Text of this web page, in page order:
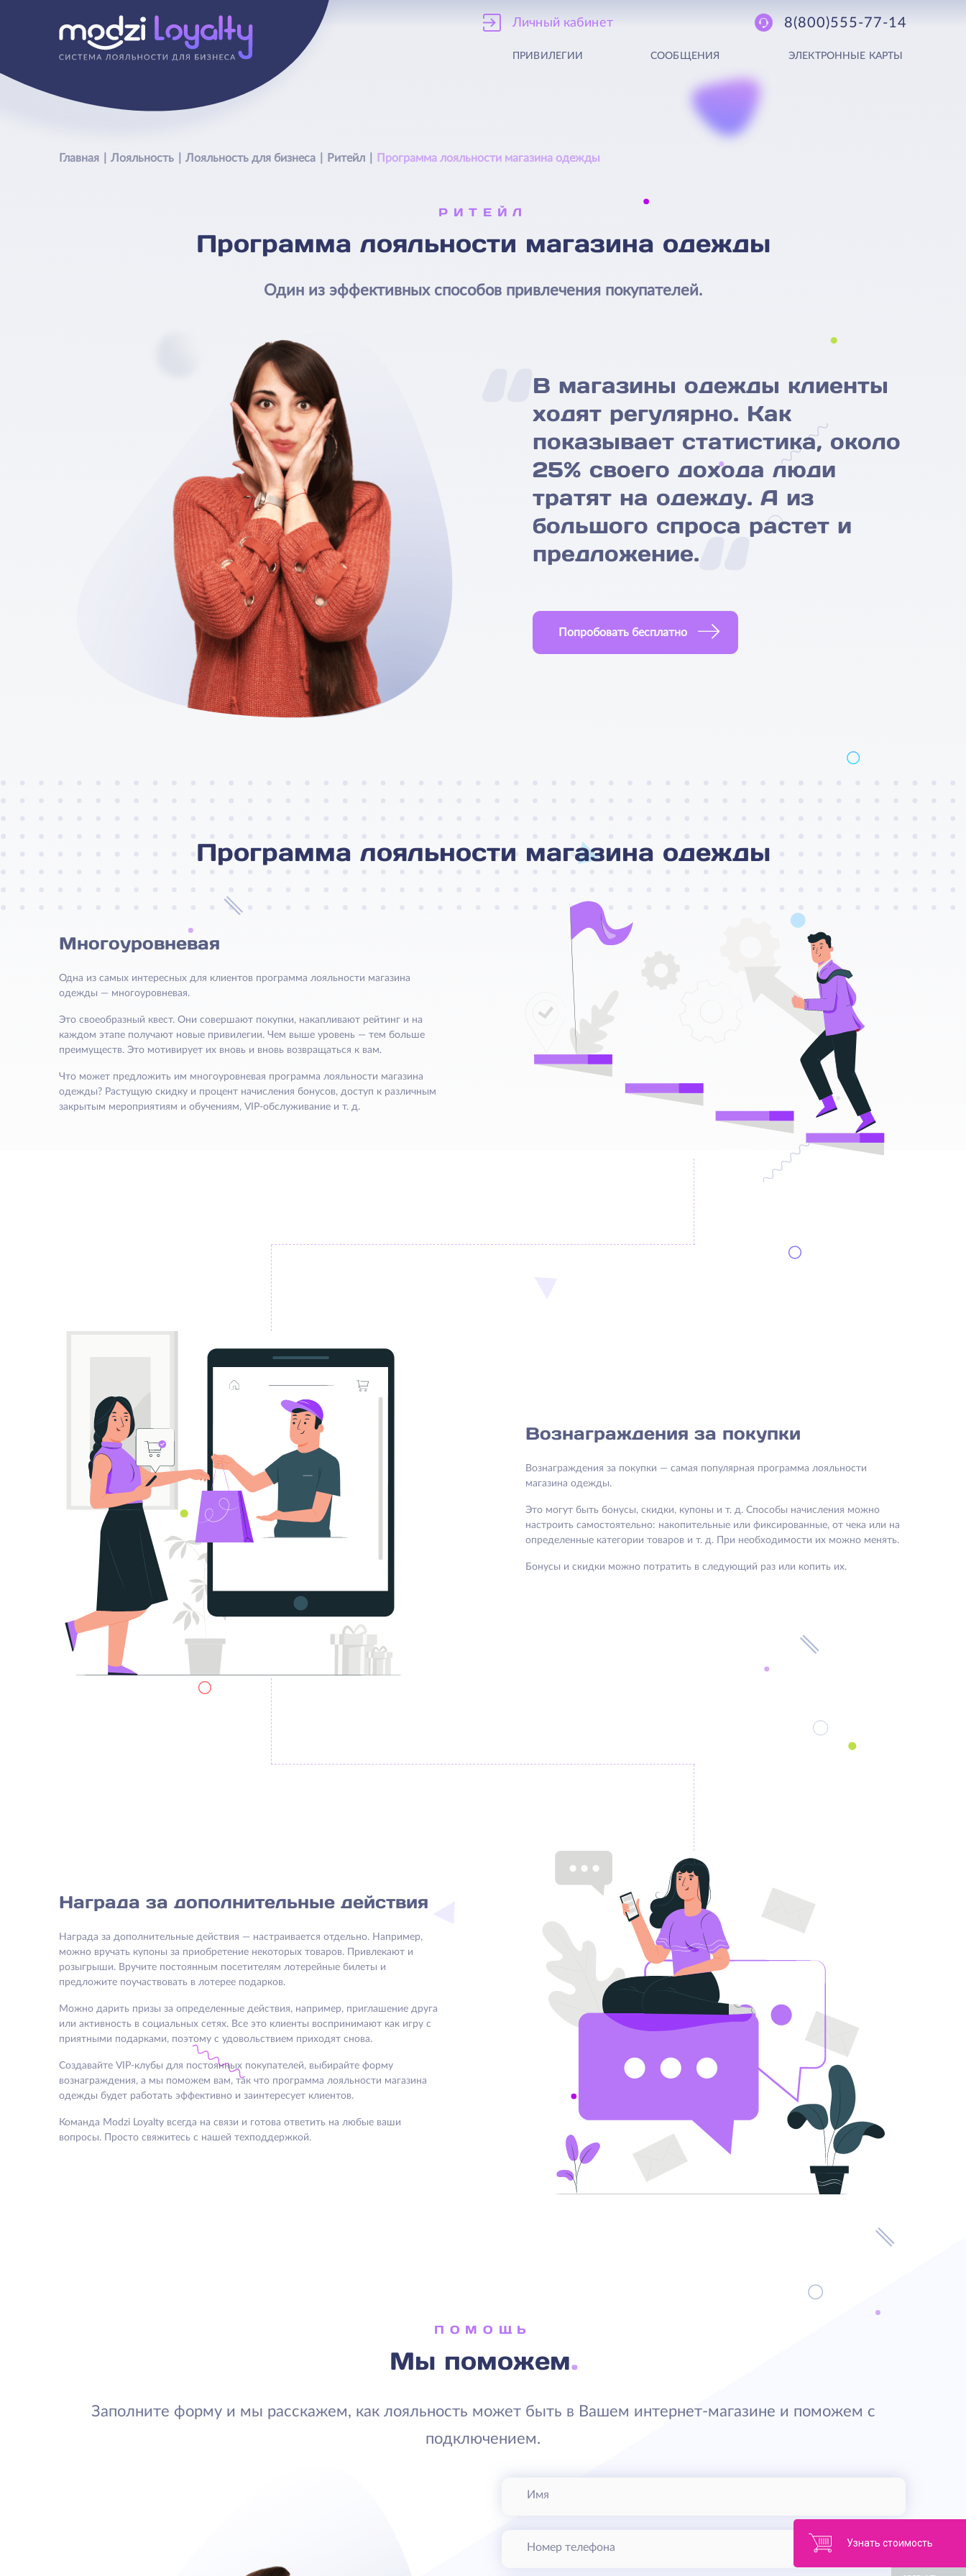
Личный кабинет 8(800)555-77-14
ПРИВИЛЕГИИ СООБЩЕНИЯ ЭЛЕКТРОННЫЕ КАРТЫ
Главная Лояльность Лояльность для бизнеса Ритейл Программа лояльности магазина одежды
РИТЕЙЛ
Программа лояльности магазина одежды
Один из эффективных способов привлечения покупателей.
В магазины одежды клиенты
ходят регулярно. Как
показывает статистика, около
25% своего дохода люди
тратят на одежду. А из
большого спроса растет и
предложение.
Попробовать бесплатно
Программа лояльности магазина одежды
Многоуровневая
Одна из самых интересных для клиентов программа лояльности магазина
одежды — многоуровневая.
Это своеобразный квест. Они совершают покупки, накапливают рейтинг и на
каждом этапе получают новые привилегии. Чем выше уровень — тем больше
преимуществ. Это мотивирует их вновь и вновь возвращаться к вам.
Что может предложить им многоуровневая программа лояльности магазина
одежды? Растущую скидку и процент начисления бонусов, доступ к различным
закрытым мероприятиям и обучениям, VIP-обслуживание и т. д.
Вознаграждения за покупки
Вознаграждения за покупки — самая популярная программа лояльности
магазина одежды.
Это могут быть бонусы, скидки, купоны и т. д. Способы начисления можно
настроить самостоятельно: накопительные или фиксированные, от чека или на
определенные категории товаров и т. д. При необходимости их можно менять.
Бонусы и скидки можно потратить в следующий раз или копить их.
Награда за дополнительные действия
Награда за дополнительные действия — настраивается отдельно. Например,
можно вручать купоны за приобретение некоторых товаров. Привлекают и
розыгрыши. Вручите постоянным посетителям лотерейные билеты и
предложите поучаствовать в лотерее подарков.
Можно дарить призы за определенные действия, например, приглашение друга
или активность в социальных сетях. Все это клиенты воспринимают как игру с
приятными подарками, поэтому с удовольствием приходят снова.
Создавайте VIP-клубы для постоянных покупателей, выбирайте форму
вознаграждения, а мы поможем вам, так что программа лояльности магазина
одежды будет работать эффективно и заинтересует клиентов.
Команда Modzi Loyalty всегда на связи и готова ответить на любые ваши
вопросы. Просто свяжитесь с нашей техподдержкой.
ПОМОЩЬ
Мы поможем
Заполните форму и мы расскажем, как лояльность может быть в Вашем интернет-магазине и поможем с
подключением.
Имя
Номер телефона Узнать стоимость